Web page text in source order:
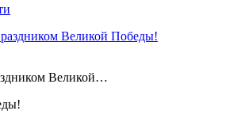
Великой…